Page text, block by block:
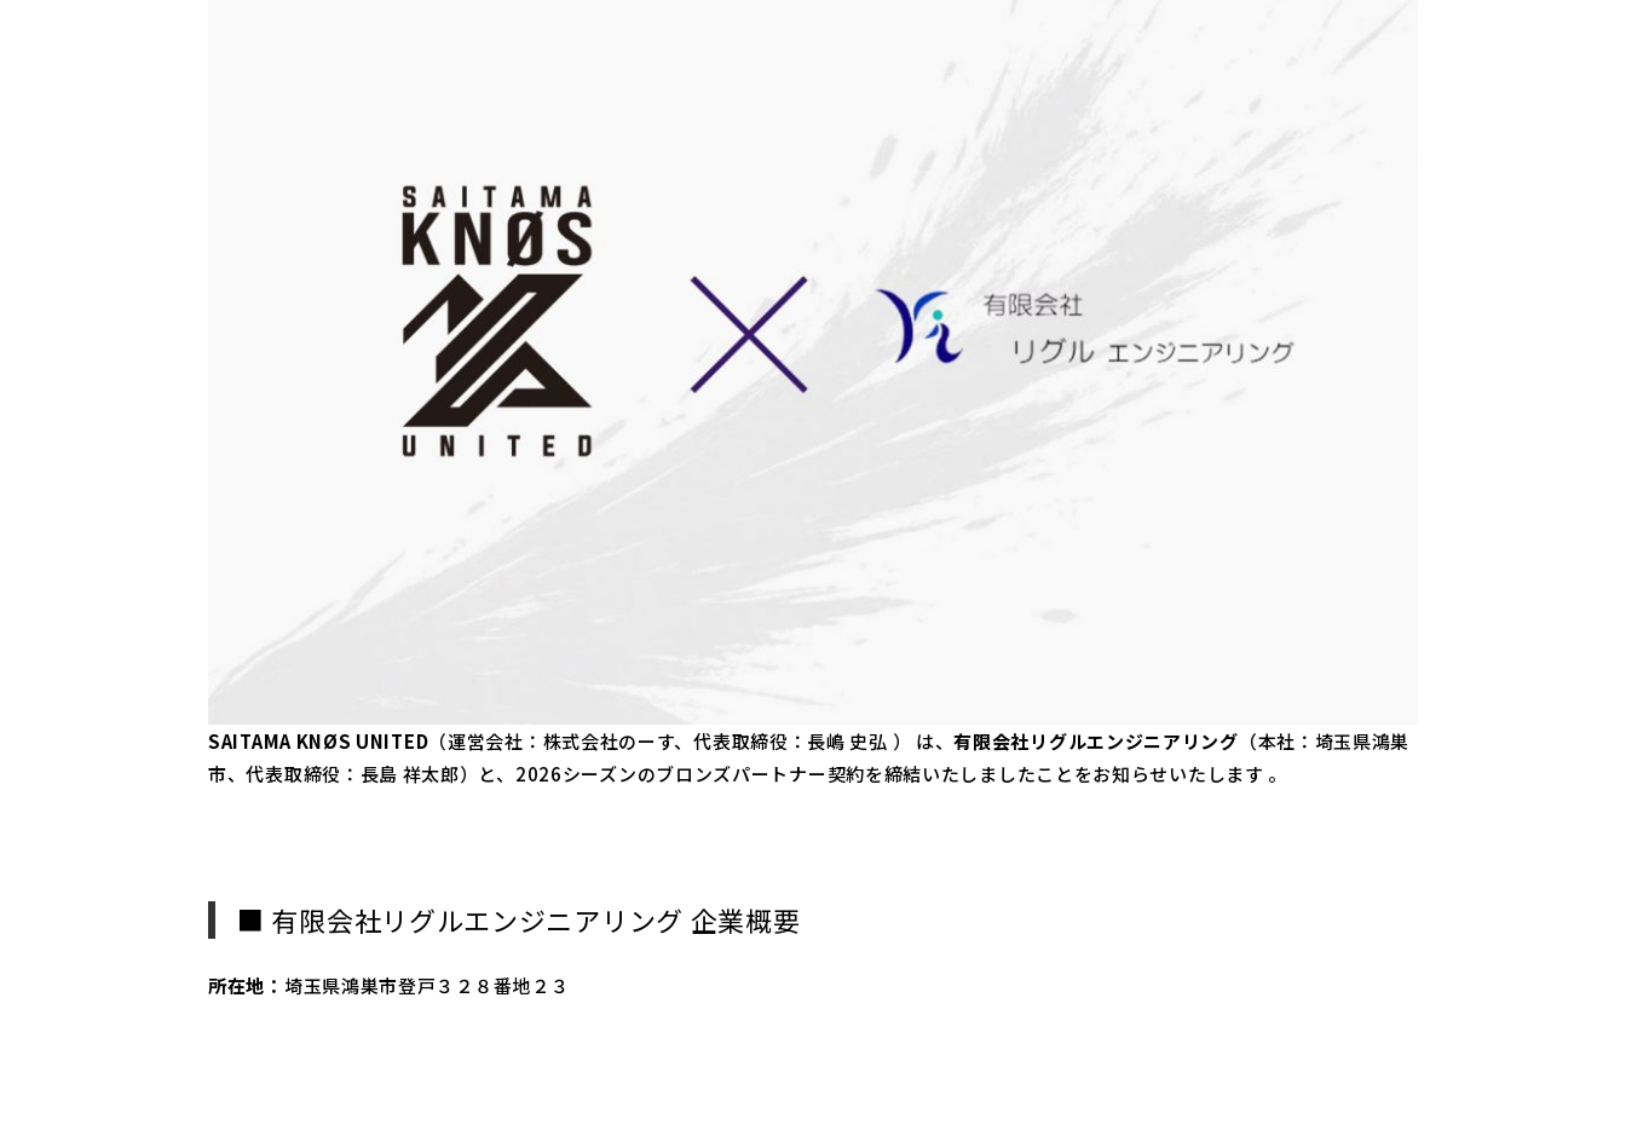
SAITAMA KNØS UNITED （運営会社：株式会社のーす、代表取締役：長嶋 史弘 ） は、有限会社リグルエンジニアリング （本社：埼玉県鴻巣
市、代表取締役：長島 祥太郎）と、2026シーズンのブロンズパートナー契約を締結いたしましたことをお知らせいたします 。
■ 有限会社リグルエンジニアリング 企業概要
所在地： 埼玉県鴻巣市登戸３２８番地２３